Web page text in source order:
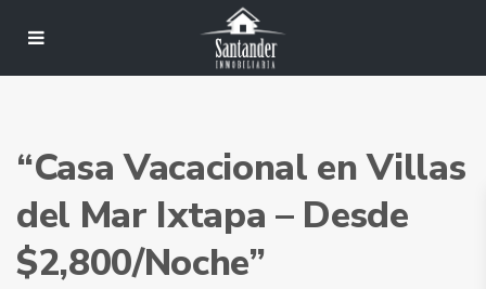
“Casa Vacacional en Villas
del Mar Ixtapa – Desde
$2,800/Noche”